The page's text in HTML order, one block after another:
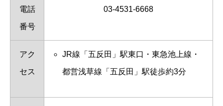
電話
番号
03-4531-6668
アク
セス
JR線「五反田」駅東口・東急池上線・
都営浅草線「五反田」駅徒歩約3分